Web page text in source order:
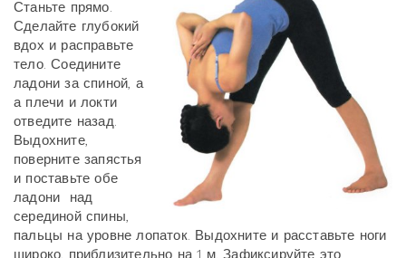
Станьте прямо.
Сделайте глубокий
вдох и расправьте
тело. Соедините
ладони за спиной, а
а плечи и локти
отведите назад.
Выдохните,
поверните запястья
и поставьте обе
ладони над
серединой спины,
пальцы на уровне лопаток. Выдохните и расставьте ноги
широко, приблизительно на 1 м. Зафиксируйте это